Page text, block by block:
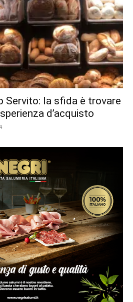
Servito: la sfida è trovare
d’acquisto